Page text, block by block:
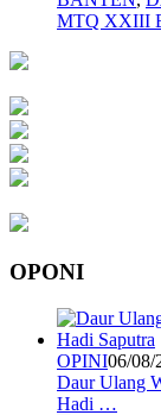
MTQ XXIII
OPONI
OPINI06/08/
Daur Ulang
Hadi …